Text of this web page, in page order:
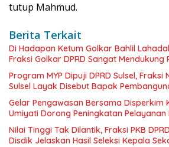
tutup Mahmud.
Berita Terkait
Di Hadapan Ketum Golkar Bahlil
Fraksi Golkar DPRD Sangat
Program MYP Dipuji DPRD Sulsel, Fraksi
Sulsel Layak Disebut Bapak
Gelar Pengawasan Bersama Disperkim
Umiyati Dorong Peningkatan Pelayanan
Nilai Tinggi Tak Dilantik, Fraksi PKB
Disdik Jelaskan Hasil Seleksi Kepala